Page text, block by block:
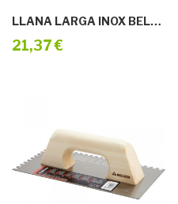
LLANA LARGA INOX BELLOTA 5865 INOX
21,37 €